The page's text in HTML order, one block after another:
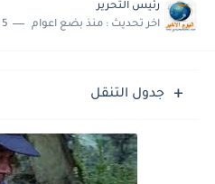
رئيس التحرير
اخر تحديث : منذ بضع اعوام 5 دقائق للقراءة
جدول التنقل